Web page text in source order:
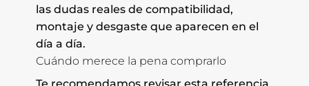
las dudas reales de compatibilidad,
montaje y desgaste que aparecen en el
día a día.
Cuándo merece la pena comprarlo